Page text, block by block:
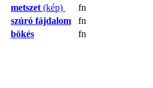
metszet (kép)
fn
szúró fájdalom
fn
bökés
fn